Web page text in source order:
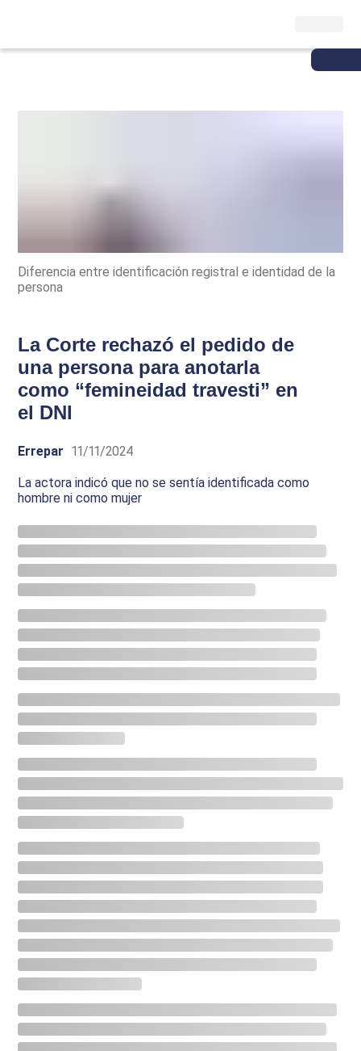
Diferencia entre identificación registral e identidad de la
persona
La Corte rechazó el pedido de
una persona para anotarla
como “femineidad travesti” en
el DNI
Errepar 11/11/2024
La actora indicó que no se sentía identificada como
hombre ni como mujer